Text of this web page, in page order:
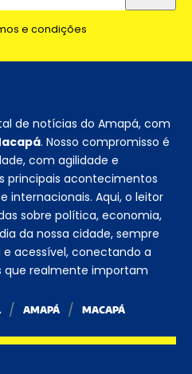
e condições
de notícias do Amapá, com
. Nosso compromisso é
com agilidade e
principais acontecimentos
internacionais. Aqui, o leitor
sobre política, economia,
da nossa cidade, sempre
acessível, conectando a
que realmente importam
AMAPÁ MACAPÁ